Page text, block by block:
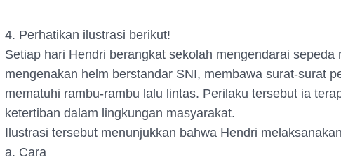
4. Perhatikan ilustrasi berikut!
Setiap hari Hendri berangkat sekolah mengendarai sepeda
mengenakan helm berstandar SNI, membawa surat-surat
mematuhi rambu-rambu lalu lintas. Perilaku tersebut ia
ketertiban dalam lingkungan masyarakat.
Ilustrasi tersebut menunjukkan bahwa Hendri
a. Cara